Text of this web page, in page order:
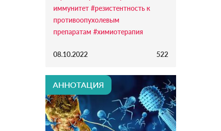
иммунитет #резистентность к
противоопухолевым
препаратам #химиотерапия
08.10.2022 522
АННОТАЦИЯ